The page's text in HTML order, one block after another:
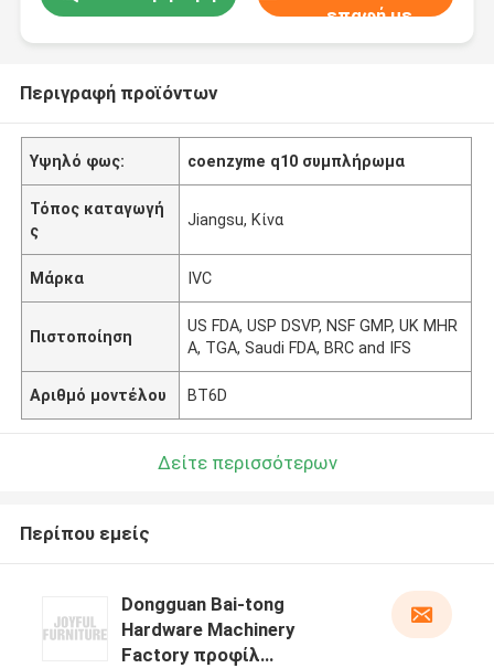
επαφή με
Περιγραφή προϊόντων
Υψηλό φως: coenzyme q10 συμπλήρωμα
Τόπος καταγωγή
ς
Jiangsu, Κίνα
Μάρκα IVC
Πιστοποίηση
US FDA, USP DSVP, NSF GMP, UK MHR
A, TGA, Saudi FDA, BRC and IFS
Αριθμό μοντέλου BT6D
Δείτε περισσότερων
Περίπου εμείς
Dongguan Bai-tong
Hardware Machinery
Factory προφίλ